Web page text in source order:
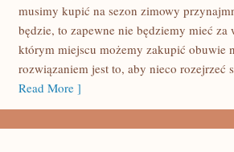
musimy kupić na sezon zimowy
będzie, to zapewne nie będziemy mieć
którym miejscu możemy zakupić obuwie
rozwiązaniem jest to, aby nieco rozejrzeć
Read More ]